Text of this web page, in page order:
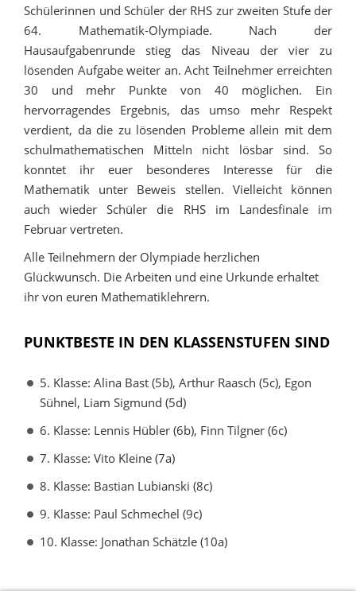
Schülerinnen und Schüler der RHS zur zweiten Stufe der
64. Mathematik-Olympiade. Nach der
Hausaufgabenrunde stieg das Niveau der vier zu
lösenden Aufgabe weiter an. Acht Teilnehmer erreichten
30 und mehr Punkte von 40 möglichen. Ein
hervorragendes Ergebnis, das umso mehr Respekt
verdient, da die zu lösenden Probleme allein mit dem
schulmathematischen Mitteln nicht lösbar sind. So
konntet ihr euer besonderes Interesse für die
Mathematik unter Beweis stellen. Vielleicht können
auch wieder Schüler die RHS im Landesfinale im
Februar vertreten.
Alle Teilnehmern der Olympiade herzlichen
Glückwunsch. Die Arbeiten und eine Urkunde erhaltet
ihr von euren Mathematiklehrern.
PUNKTBESTE IN DEN KLASSENSTUFEN SIND
5. Klasse: Alina Bast (5b), Arthur Raasch (5c), Egon
Sühnel, Liam Sigmund (5d)
6. Klasse: Lennis Hübler (6b), Finn Tilgner (6c)
7. Klasse: Vito Kleine (7a)
8. Klasse: Bastian Lubianski (8c)
9. Klasse: Paul Schmechel (9c)
10. Klasse: Jonathan Schätzle (10a)